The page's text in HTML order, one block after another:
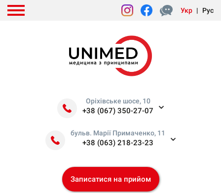
Укр | Рус
Оріхівське шосе, 10
+38 (067) 350-27-07
бульв. Марії Примаченко, 11
+38 (063) 218-23-23
Записатися на прийом